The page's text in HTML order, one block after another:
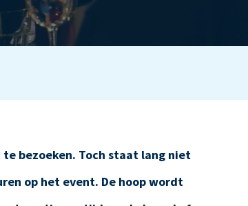
bezoeken. Toch staat lang niet
op het event. De hoop wordt